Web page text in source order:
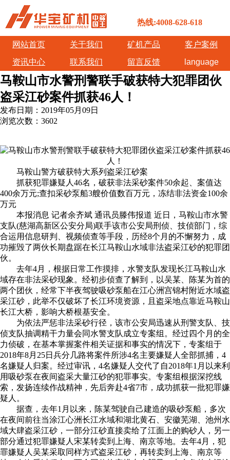
热线:4008-628-618
网站首页 关于我们 矿机产品
客户案例
资讯中心
联系我们 留言反馈 language
马鞍山市水警刑警联手破获特大犯罪团伙
盗采江砂案件抓获46人！
发布日期： 2019年05月09日
浏览次数： 3602
马鞍山警方破获特大系列盗采江砂案
抓获犯罪嫌疑人46名，破获非法采砂案件50余起、案值达
400余万元;查扣采砂泵船3艘价值数百万元，冻结非法资金100余
万元
本报消息 记者余齐斌 通讯员滕伟报道 近日，马鞍山市水警
支队(慈湖高新区公安分局)联手该市公安局刑侦、技侦部门，综
合运用信息研判、视频侦查等手段，历经8个月的不懈努力，成
功摧毁了两伙长期盘踞在长江马鞍山水域非法盗采江砂的犯罪团
伙。
去年4月，根据日常工作摸排，水警支队发现长江马鞍山水
域存在非法采砂现象。经初步侦查了解到，以吴某、陈某为首的
两个团伙，经常下半夜驾驶吸砂泵船在江心洲宫锦村附近水域盗
采江砂，此举不仅破坏了长江环境资源，且盗采地点靠近马鞍山
长江大桥，影响大桥根基安全。
为依法严惩非法采砂行径，该市公安局迅速从刑警支队、技
侦支队抽调精干力量会同水警支队成立专案组。经过四个月的全
力侦破，在基本掌握案件相关证据和事实的情况下，专案组于
2018年8月25日兵分几路将案件所涉4名主要嫌疑人全部抓捕，4
名嫌疑人归案。经过审讯，4名嫌疑人交代了自2018年1月以来利
用吸砂泵在夜间盗采大量江砂的犯罪事实。专案组根据深挖线
索，发扬连续作战精神，先后奔赴4省7市，成功抓获一批犯罪嫌
疑人。
据查，去年1月以来，陈某驾驶自己建造的吸砂泵船，多次
在夜间前往当涂江心洲长江水域和湖北黄石、安徽芜湖、池州水
域大肆盗采江砂，一部分江砂直接卖给了江面上的购砂人，另一
部分通过犯罪嫌疑人宋某转卖到上海、南京等地。去年4月，犯
罪嫌疑人吴某采取同样方式盗采江砂，再转卖到上海、南京等